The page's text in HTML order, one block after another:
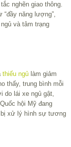
nghẽn giao thông.
năng lượng”,
và tâm trạng
thiếu ngủ làm giảm
thấy, trung bình mỗi
do lái xe ngủ gật,
hội Mỹ đang
bị xử lý hình sự tương